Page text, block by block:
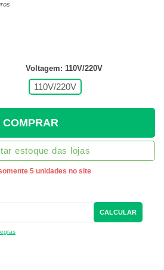
Voltagem: 110V/220V
110V/220V
COMPRAR
estoque das lojas
5 unidades no site
CALCULAR